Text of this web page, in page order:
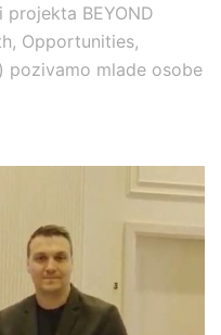
BEYOND
Opportunities,
pozivamo mlade osobe